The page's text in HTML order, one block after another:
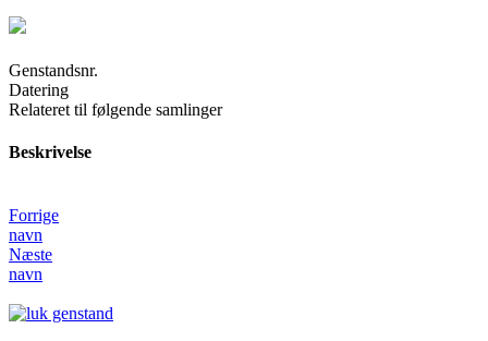
Genstandsnr.
Datering
Relateret til følgende samlinger
Beskrivelse
Forrige
navn
Næste
navn